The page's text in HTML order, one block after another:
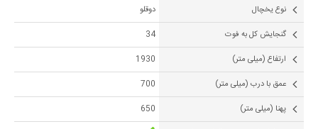
نوع یخچال
دوقلو
گنجایش کل به فوت
34
ارتفاع (میلی متر)
1930
عمق با درب (میلی متر)
700
پهنا (میلی متر)
650